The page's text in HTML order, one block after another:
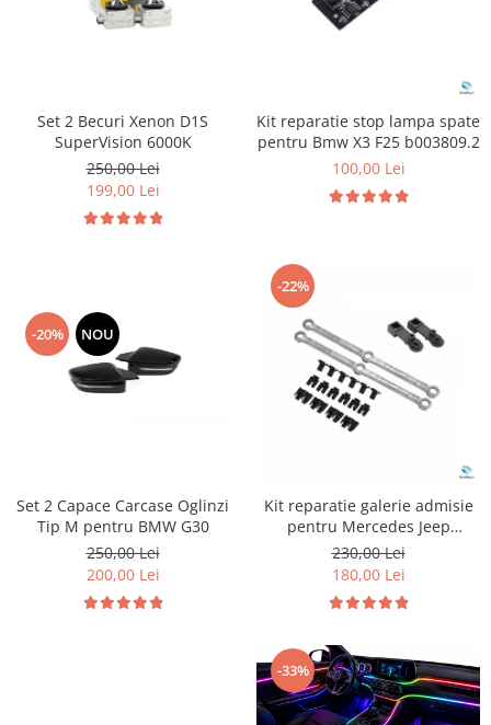
Set 2 Becuri Xenon D1S
SuperVision 6000K
250,00 Lei
199,00 Lei
Kit reparatie stop lampa spate
pentru Bmw X3 F25 b003809.2
100,00 Lei
-20% NOU
Set 2 Capace Carcase Oglinzi
Tip M pentru BMW G30
250,00 Lei
200,00 Lei
-22%
Kit reparatie galerie admisie
pentru Mercedes Jeep
Chrysler
230,00 Lei
180,00 Lei
-33%